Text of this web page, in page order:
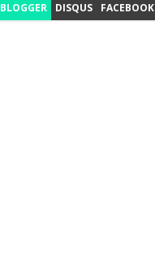
BLOGGER DISQUS FACEBOOK